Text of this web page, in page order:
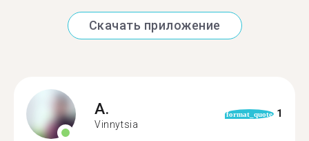
Скачать приложение
A.
Vinnytsia
format_quote 1